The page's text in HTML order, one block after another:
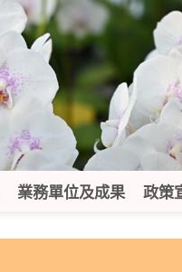
業務單位及成果 政策